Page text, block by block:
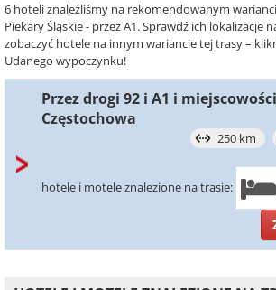
6 hoteli znaleźliśmy na rekomendowanym
Piekary Śląskie - przez A1. Sprawdź ich lokalizacje
zobaczyć hotele na innym wariancie tej trasy –
Udanego wypoczynku!
Przez drogi 92 i A1 i
Częstochowa
250 km
hotele i motele znalezione na trasie: